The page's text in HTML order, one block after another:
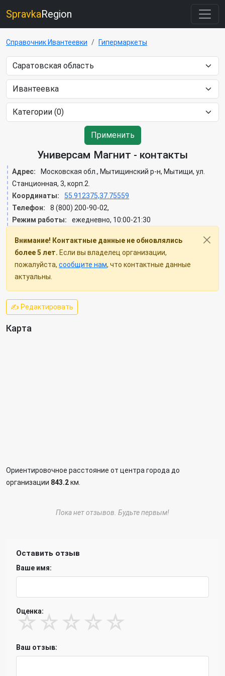
SpravkaRegion
Справочник Ивантеевки Гипермаркеты
Применить
Универсам Магнит - контакты
Адрес:
Московская обл., Мытищинский р-н, Мытищи, ул.
Станционная, 3, корп.2.
Координаты:
55.912375,37.75559
Телефон:
8 (800) 200-90-02,
Режим работы:
ежедневно, 10:00-21:30
Внимание! Контактные данные не обновлялись
более 5 лет. Если вы владелец организации,
пожалуйста, сообщите нам, что контактные данные
актуальны.
✍ Редактировать
Карта
Ориентировочное расстояние от центра города до
организации 843.2км.
Пока нет отзывов. Будьте первым!
Оставить отзыв
Ваше имя:
Оценка:
☆ ☆ ☆ ☆ ☆
Ваш отзыв: